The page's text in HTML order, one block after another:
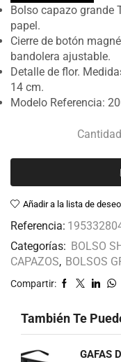
Bolso capazo grande
papel.
Cierre de botón
bandolera ajustable.
Detalle de flor.
14 cm.
Modelo Referencia:
Añadir a la lista de
Referencia:
Categorías: BOLSO
CAPAZOS, BOLSOS
Compartir:
También Te